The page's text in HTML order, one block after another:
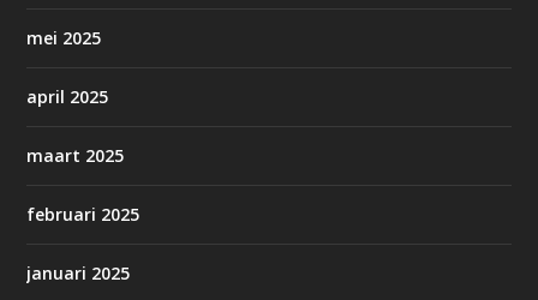
mei 2025
april 2025
maart 2025
februari 2025
januari 2025